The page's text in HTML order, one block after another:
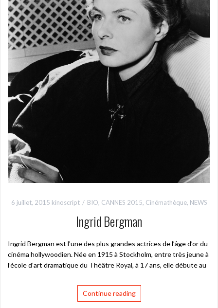
6 juillet, 2015 kinoscript BIO, CANNES 2015, Cinémathèque, NEWS
Ingrid Bergman
Ingrid Bergman est l’une des plus grandes actrices de l’âge d’or du
cinéma hollywoodien. Née en 1915 à Stockholm, entre très jeune à
l’école d’art dramatique du Théâtre Royal, à 17 ans, elle débute au
Continue reading